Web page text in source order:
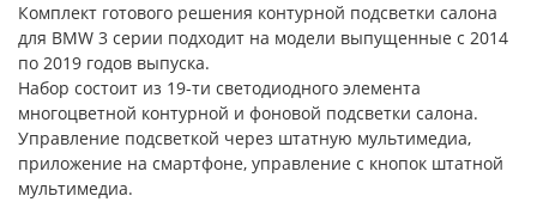
Комплект готового решения контурной подсветки салона
для BMW 3 серии подходит на модели выпущенные с 2014
по 2019 годов выпуска.
Набор состоит из 19-ти светодиодного элемента
многоцветной контурной и фоновой подсветки салона.
Управление подсветкой через штатную мультимедиа,
приложение на смартфоне, управление с кнопок штатной
мультимедиа.